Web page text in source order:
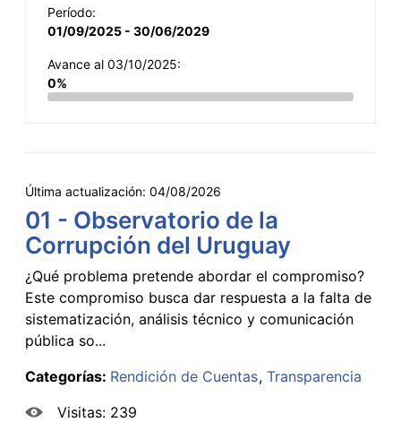
Período:
01/09/2025 - 30/06/2029
Avance al 03/10/2025:
0%
Última actualización: 04/08/2026
01 - Observatorio de la
Corrupción del Uruguay
¿Qué problema pretende abordar el compromiso?
Este compromiso busca dar respuesta a la falta de
sistematización, análisis técnico y comunicación
pública so...
Categorías: Rendición de Cuentas Transparencia
Visitas: 239